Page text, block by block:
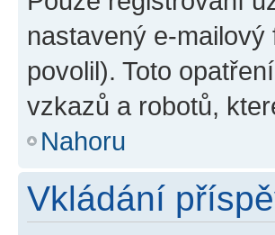
nastavený e-
povolil). Toto
vzkazů a robotů,
Nahoru
Vkládání